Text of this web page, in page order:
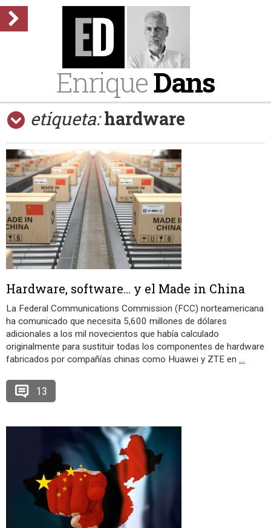
EnriqueDans
etiqueta: hardware
Hardware, software… y el Made in China
La Federal Communications Commission (FCC) norteamericana
ha comunicado que necesita 5,600 millones de dólares
adicionales a los mil novecientos que había calculado
originalmente para sustituir todas los componentes de hardware
fabricados por compañías chinas como Huawei y ZTE en …
13